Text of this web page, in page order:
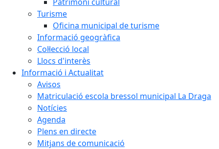
Turisme
Oficina municipal de turisme
Informació geogràfica
Col·lecció local
Llocs d'interès
Informació i Actualitat
Avisos
Matriculació escola bressol municipal La Draga
Notícies
Agenda
Plens en directe
Mitjans de comunicació